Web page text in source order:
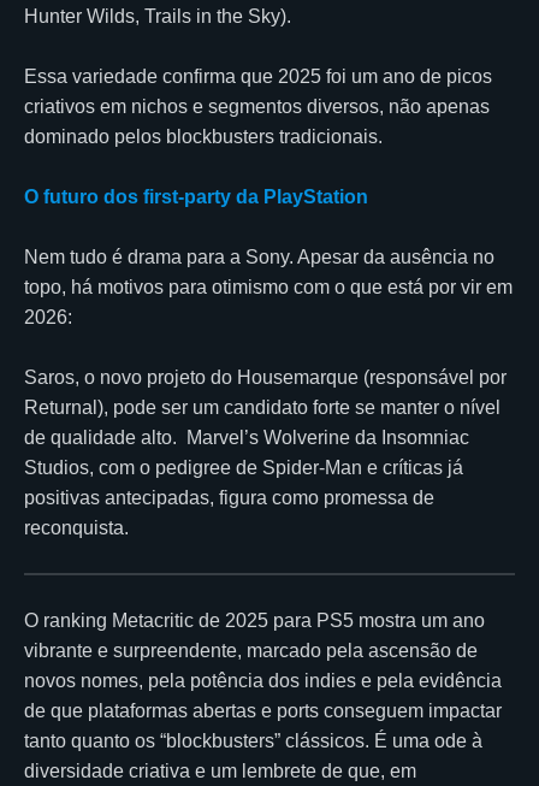
Hunter Wilds, Trails in the Sky).
Essa variedade confirma que 2025 foi um ano de picos
criativos em nichos e segmentos diversos, não apenas
dominado pelos blockbusters tradicionais.
O futuro dos first-party da PlayStation
Nem tudo é drama para a Sony. Apesar da ausência no
topo, há motivos para otimismo com o que está por vir em
2026:
Saros, o novo projeto do Housemarque (responsável por
Returnal), pode ser um candidato forte se manter o nível
de qualidade alto. Marvel’s Wolverine da Insomniac
Studios, com o pedigree de Spider-Man e críticas já
positivas antecipadas, figura como promessa de
reconquista.
O ranking Metacritic de 2025 para PS5 mostra um ano
vibrante e surpreendente, marcado pela ascensão de
novos nomes, pela potência dos indies e pela evidência
de que plataformas abertas e ports conseguem impactar
tanto quanto os “blockbusters” clássicos. É uma ode à
diversidade criativa e um lembrete de que, em